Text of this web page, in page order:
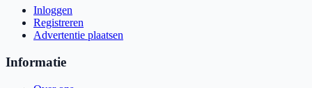
Inloggen
Registreren
Advertentie plaatsen
Informatie